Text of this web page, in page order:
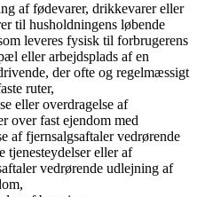
af fødevarer, drikkevarer eller
til husholdningens løbende
leveres fysisk til forbrugerens
eller arbejdsplads af en
der ofte og regelmæssigt
ruter,
eller overdragelse af
over fast ejendom med
af fjernsalgsaftaler vedrørende
tjenesteydelser eller af
vedrørende udlejning af